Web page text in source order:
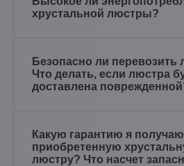
хрустальной люстры?
Безопасно ли перевозить
Что делать, если люстра
доставлена
Какую гарантию я
приобретенную
люстру? Что насчет